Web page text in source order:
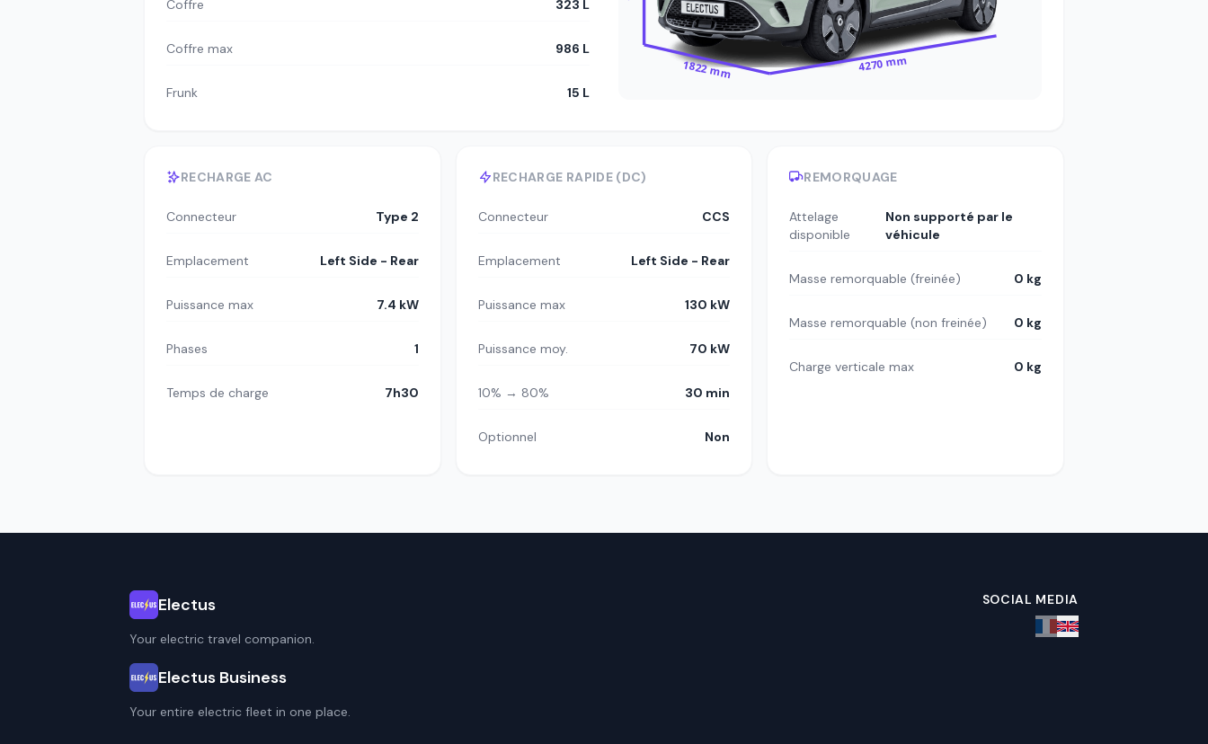
Coffre 323 L
Coffre max 986 L
Frunk 15 L
1822 mm 4270 mm
RECHARGE AC
Connecteur Type 2
Emplacement Left Side - Rear
Puissance max 7.4 kW
Phases 1
Temps de charge 7h30
RECHARGE RAPIDE (DC)
Connecteur CCS
Emplacement Left Side - Rear
Puissance max 130 kW
Puissance moy. 70 kW
10% → 80% 30 min
Optionnel Non
REMORQUAGE
Attelage
disponible
Non supporté par le
véhicule
Masse remorquable (freinée) 0 kg
Masse remorquable (non freinée) 0 kg
Charge verticale max 0 kg
Electus
Your electric travel companion.
Electus Business
Your entire electric fleet in one place.
SOCIAL MEDIA